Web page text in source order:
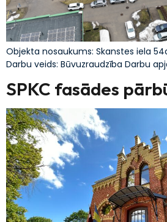
Objekta nosaukums: Skanstes iela
Darbu veids: Būvuzraudzība Darbu
SPKC fasādes